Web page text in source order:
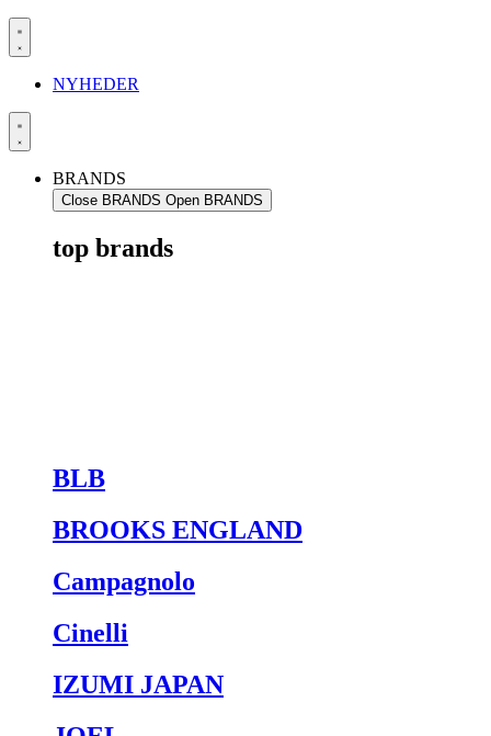
NYHEDER
BRANDS
Close BRANDS Open BRANDS
top brands
BLB
BROOKS ENGLAND
Campagnolo
Cinelli
IZUMI JAPAN